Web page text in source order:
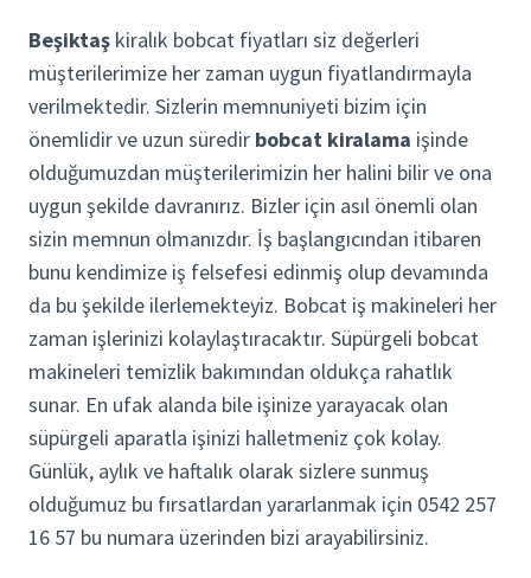
Beşiktaş kiralık bobcat fiyatları siz değerleri
müşterilerimize her zaman uygun fiyatlandırmayla
verilmektedir. Sizlerin memnuniyeti bizim için
önemlidir ve uzun süredir bobcat kiralama işinde
olduğumuzdan müşterilerimizin her halini bilir ve ona
uygun şekilde davranırız. Bizler için asıl önemli olan
sizin memnun olmanızdır. İş başlangıcından itibaren
bunu kendimize iş felsefesi edinmiş olup devamında
da bu şekilde ilerlemekteyiz. Bobcat iş makineleri her
zaman işlerinizi kolaylaştıracaktır. Süpürgeli bobcat
makineleri temizlik bakımından oldukça rahatlık
sunar. En ufak alanda bile işinize yarayacak olan
süpürgeli aparatla işinizi halletmeniz çok kolay.
Günlük, aylık ve haftalık olarak sizlere sunmuş
olduğumuz bu fırsatlardan yararlanmak için 0542 257
16 57 bu numara üzerinden bizi arayabilirsiniz.